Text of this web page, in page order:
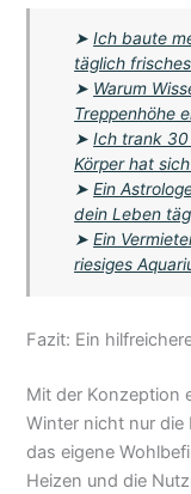
➤Ich baute
täglich
➤ Warum
Treppenhöhe
➤Ich trank 30
Körper hat
➤Ein
dein Leben
➤Ein
riesiges
Fazit: Ein
Mit der Konzeption
Winter nicht nur
das eigene
Heizen und die